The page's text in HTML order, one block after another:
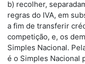
b) recolher,
regras do IVA, em
a fim de transferir
competição, e, os
Simples Nacional.
é o Simples Nacional